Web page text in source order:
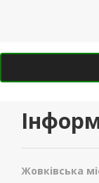
Жовківська